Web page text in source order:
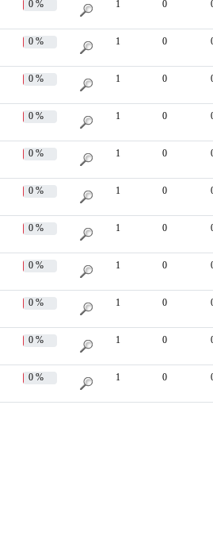
0 % 1 0
0 % 1 0
0 % 1 0
0 % 1 0
0 % 1 0
0 % 1 0
0 % 1 0
0 % 1 0
0 % 1 0
0 % 1 0
0 % 1 0